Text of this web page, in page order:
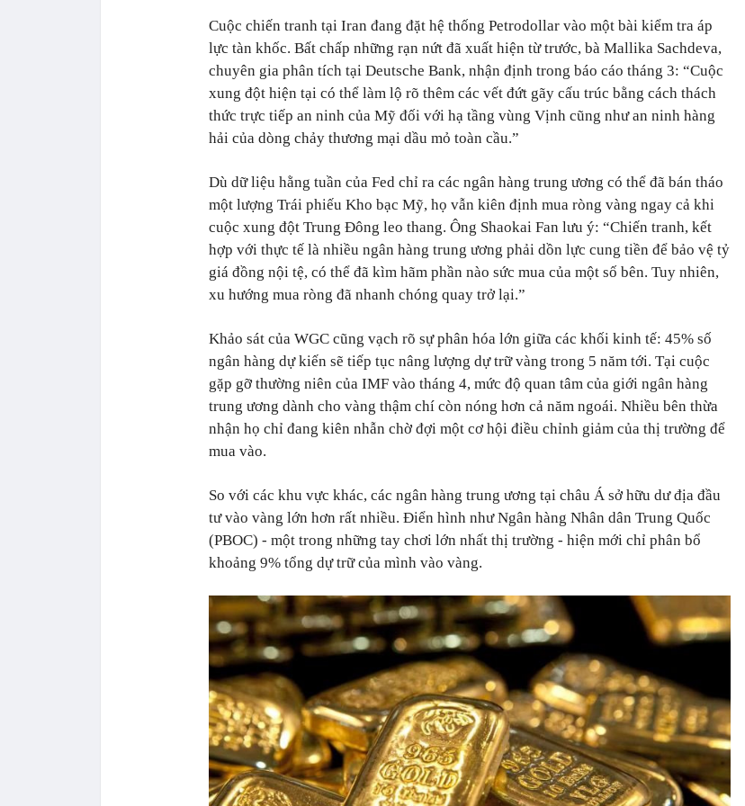
Cuộc chiến tranh tại Iran đang đặt hệ thống Petrodollar vào một bài kiểm tra áp
lực tàn khốc. Bất chấp những rạn nứt đã xuất hiện từ trước, bà Mallika Sachdeva,
chuyên gia phân tích tại Deutsche Bank, nhận định trong báo cáo tháng 3: “Cuộc
xung đột hiện tại có thể làm lộ rõ thêm các vết đứt gãy cấu trúc bằng cách thách
thức trực tiếp an ninh của Mỹ đối với hạ tầng vùng Vịnh cũng như an ninh hàng
hải của dòng chảy thương mại dầu mỏ toàn cầu.”
Dù dữ liệu hằng tuần của Fed chỉ ra các ngân hàng trung ương có thể đã bán tháo
một lượng Trái phiếu Kho bạc Mỹ, họ vẫn kiên định mua ròng vàng ngay cả khi
cuộc xung đột Trung Đông leo thang. Ông Shaokai Fan lưu ý: “Chiến tranh, kết
hợp với thực tế là nhiều ngân hàng trung ương phải dồn lực cung tiền để bảo vệ tỷ
giá đồng nội tệ, có thể đã kìm hãm phần nào sức mua của một số bên. Tuy nhiên,
xu hướng mua ròng đã nhanh chóng quay trở lại.”
Khảo sát của WGC cũng vạch rõ sự phân hóa lớn giữa các khối kinh tế: 45% số
ngân hàng dự kiến sẽ tiếp tục nâng lượng dự trữ vàng trong 5 năm tới. Tại cuộc
gặp gỡ thường niên của IMF vào tháng 4, mức độ quan tâm của giới ngân hàng
trung ương dành cho vàng thậm chí còn nóng hơn cả năm ngoái. Nhiều bên thừa
nhận họ chỉ đang kiên nhẫn chờ đợi một cơ hội điều chỉnh giảm của thị trường để
mua vào.
So với các khu vực khác, các ngân hàng trung ương tại châu Á sở hữu dư địa đầu
tư vào vàng lớn hơn rất nhiều. Điển hình như Ngân hàng Nhân dân Trung Quốc
(PBOC) - một trong những tay chơi lớn nhất thị trường - hiện mới chỉ phân bổ
khoảng 9% tổng dự trữ của mình vào vàng.